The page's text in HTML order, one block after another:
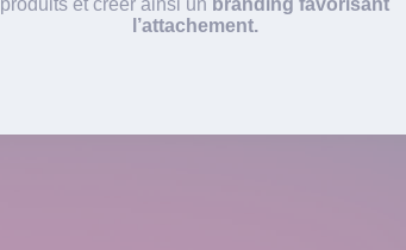
produits et créer ainsi un branding favorisant
l’attachement.